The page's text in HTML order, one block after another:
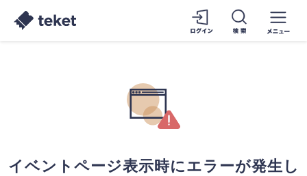
イベントページ表示時にエラーが発生し